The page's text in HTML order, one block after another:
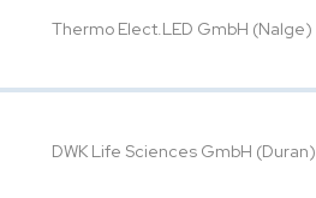
Thermo Elect.LED GmbH (Nalge)
DWK Life Sciences GmbH (Duran)